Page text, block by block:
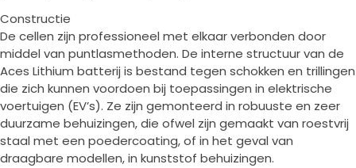
Constructie
De cellen zijn professioneel met elkaar verbonden door
middel van puntlasmethoden. De interne structuur van de
Aces Lithium batterij is bestand tegen schokken en trillingen
die zich kunnen voordoen bij toepassingen in elektrische
voertuigen (EV’s). Ze zijn gemonteerd in robuuste en zeer
duurzame behuizingen, die ofwel zijn gemaakt van roestvrij
staal met een poedercoating, of in het geval van
draagbare modellen, in kunststof behuizingen.